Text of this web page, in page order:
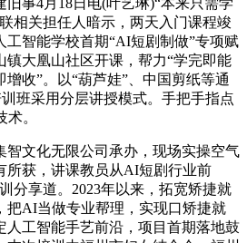
相关担任人暗示，两天入门课程竣
工智能学校首期“AI短剧制做”专项赋
镇大凰山社区开课，帮力“学完即能
收”。以“葫芦娃”、中国剪纸等通
班采用分层讲授模式。手把手指点
。
文化无限公司承办，现场实操空气
所获，讲课教员从AI短剧行业前
分享道。2023年以来，拓宽矫捷就
把AI当做专业帮理，实现口矫捷就
人工智能手艺前沿，项目首期落地鼓